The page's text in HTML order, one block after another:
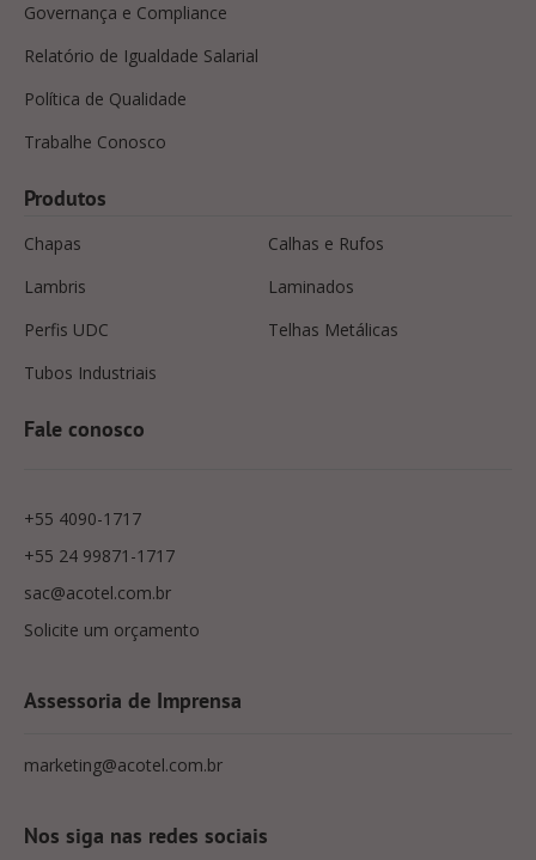
Governança e Compliance
Relatório de Igualdade Salarial
Política de Qualidade
Trabalhe Conosco
Produtos
Chapas
Calhas e Rufos
Lambris
Laminados
Perfis UDC
Telhas Metálicas
Tubos Industriais
Fale conosco
+55 4090-1717
+55 24 99871-1717
sac@acotel.com.br
Solicite um orçamento
Assessoria de Imprensa
marketing@acotel.com.br
Nos siga nas redes sociais